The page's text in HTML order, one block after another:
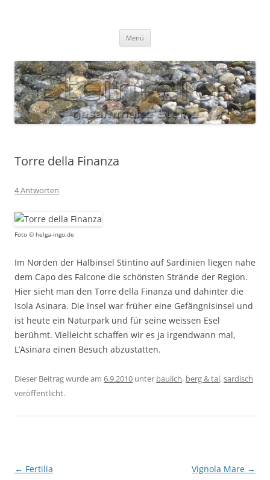
Menü
Torre della Finanza
4 Antworten
Foto © helga-ingo.de
Im Norden der Halbinsel Stintino auf Sardinien liegen nahe
dem Capo des Falcone die schönsten Strände der Region.
Hier sieht man den Torre della Finanza und dahinter die
Isola Asinara. Die Insel war früher eine Gefängnisinsel und
ist heute ein Naturpark und für seine weissen Esel
berühmt. Vielleicht schaffen wir es ja irgendwann mal,
L’Asinara einen Besuch abzustatten.
Dieser Beitrag wurde am 6.9.2010 unter baulich, berg & tal,sardisch
veröffentlicht.
Beitragsnavigation
← Fertilia Vignola Mare →